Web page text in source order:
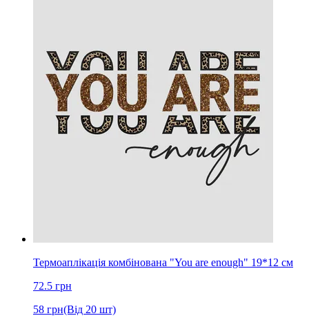
Термоаплікація комбінована "You are enough" 19*12 cм
72.5 грн
58 грн(Від 20 шт)